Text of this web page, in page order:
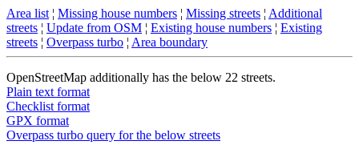
Area list ¦ Missing house numbers ¦ Missing streets ¦ Additional
streets ¦ Update from OSM ¦ Existing house numbers ¦ Existing
streets ¦ Overpass turbo ¦ Area boundary
OpenStreetMap additionally has the below 22 streets.
Plain text format
Checklist format
GPX format
Overpass turbo query for the below streets